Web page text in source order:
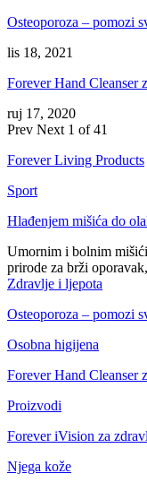
Osteoporoza – pomozi
lis 18, 2021
Forever Hand Cleanser
ruj 17, 2020
Prev Next 1 of 41
Forever Living Products
Sport
Hlađenjem mišića do
Umornim i bolnim
prirode za brži
Zdravlje i ljepota
Osteoporoza – pomozi
Osobna higijena
Forever Hand Cleanser
Proizvodi
Forever iVision za
Njega kože